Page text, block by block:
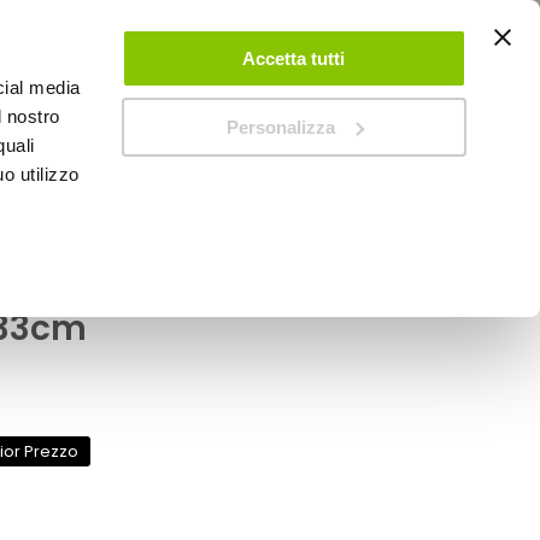
media
nostro
utilizzo
Accetta tutti
Personalizza
ACCEDI CREA UN ACCOUNT CONTATTACI
Prezzo